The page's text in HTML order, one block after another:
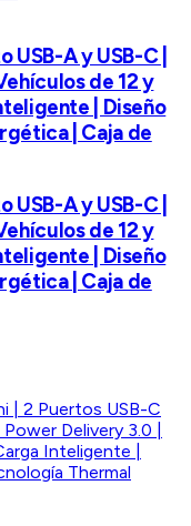
A y USB-C |
de 12 y
| Diseño
| Caja de
A y USB-C |
de 12 y
| Diseño
| Caja de